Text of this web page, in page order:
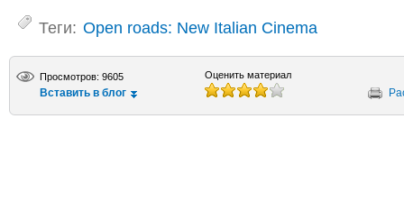
Теги: Open roads: New Italian Cinema
Просмотров: 9605
Вставить в блог
Оценить материал